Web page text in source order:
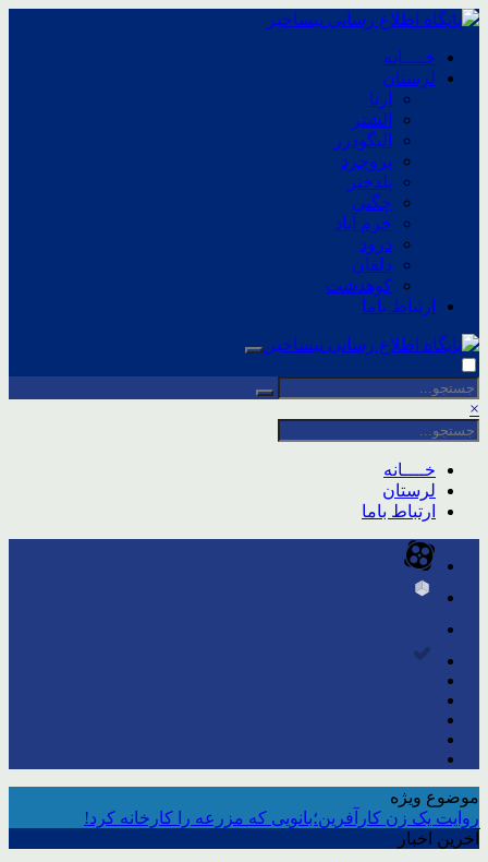
خــــانه
لرستان
ازنا
الشتر
الیگودرز
بروجرد
پلدختر
چگنی
خرم آباد
درود
دلفان
کوهدشت
ارتباط باما
×
خــــانه
لرستان
ارتباط باما
موضوع ویژه
روایت یک زن کارآفرین؛بانویی که مزرعه را کارخانه کرد!
آخرین اخبار